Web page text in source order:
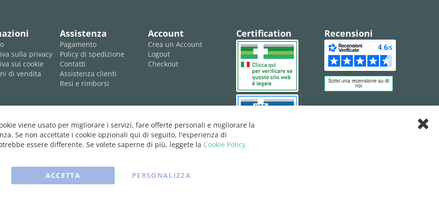
sulla privacy
sui cookie
di vendita
Assistenza
Pagamento
Policy di spedizione
Contatti
Assistenza clienti
Resi e rimborsi
Account
Crea un Account
Logout
Checkout
Certification Recensioni
viene usato per migliorare i servizi, fare offerte personali e migliorare la
Se non accettate i cookie opzionali qui di seguito, l'esperienza di
essere differente. Se volete saperne di più, leggete la Cookie Policy
ACCETTA PERSONALIZZA